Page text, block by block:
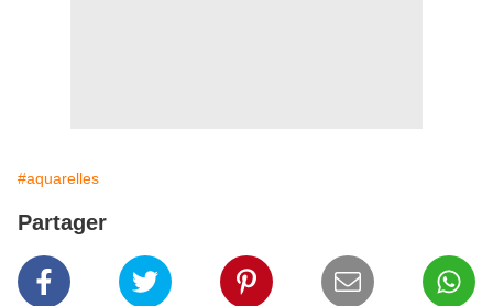
#aquarelles
Partager